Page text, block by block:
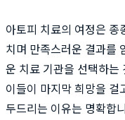
아토피 치료의 여정은 종
치며 만족스러운 결과를
운 치료 기관을 선택하는
이들이 마지막 희망을 걸
두드리는 이유는 명확합